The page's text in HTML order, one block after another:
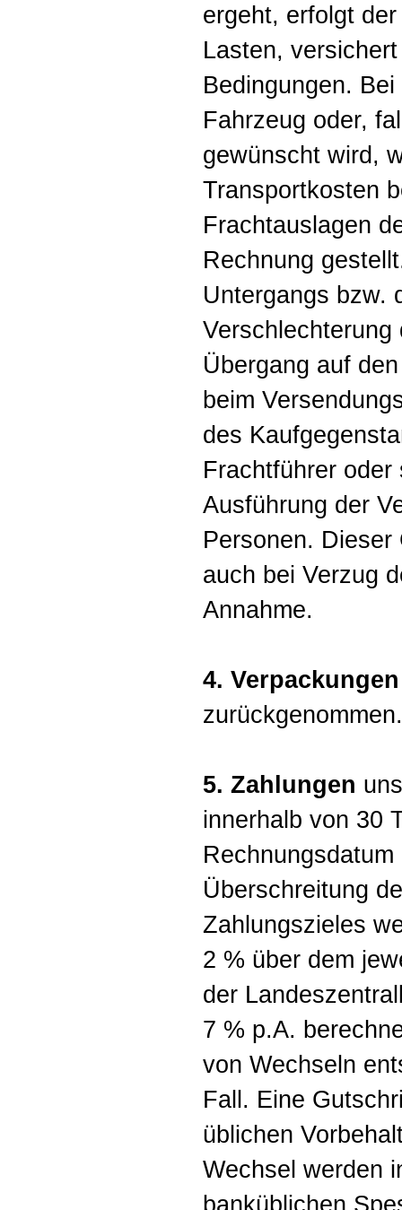
ergeht, erfolgt
Lasten,
Bedingungen.
Fahrzeug oder,
gewünscht wird,
Transportkosten
Frachtauslagen
Rechnung
Untergangs bzw.
Verschlechterung
Übergang auf
beim
des
Frachtführer
Ausführung der
Personen. Dieser
auch bei Verzug
Annahme.
4. Verpackungen
zurückgenommen.
5. Zahlungen
innerhalb von 30
Überschreitung
Zahlungszieles
2 % über dem
der
7 % p.A.
von Wechseln
Fall. Eine
üblichen
Wechsel werden
banküblichen